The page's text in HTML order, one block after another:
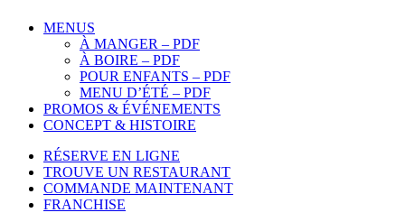
MENUS
À MANGER – PDF
À BOIRE – PDF
POUR ENFANTS – PDF
MENU D’ÉTÉ – PDF
PROMOS & ÉVÉNEMENTS
CONCEPT & HISTOIRE
RÉSERVE EN LIGNE
TROUVE UN RESTAURANT
COMMANDE MAINTENANT
FRANCHISE